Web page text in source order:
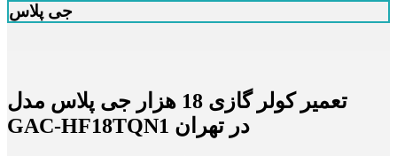
جی پلاس
تعمیر کولر گازی 18 هزار جی پلاس مدل
GAC-HF18TQN1 در تهران